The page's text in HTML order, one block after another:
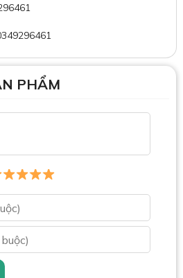
PHẨM